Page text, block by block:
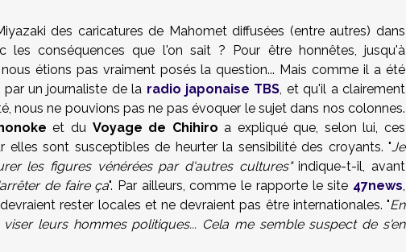
des caricatures de Mahomet diffusées (entre autres) dans
les conséquences que l'on sait ? Pour être honnêtes, jusqu'à
étions pas vraiment posés la question... Mais comme il a été
un journaliste de la radio japonaise TBS, et qu'il a clairement
nous ne pouvions pas ne pas évoquer le sujet dans nos colonnes.
et du Voyage de Chihiro a expliqué que, selon lui, ces
elles sont susceptibles de heurter la sensibilité des croyants. "Je
les figures vénérées par d'autres cultures"indique-t-il, avant
de faire ça". Par ailleurs, comme le rapporte le site 47news,
rester locales et ne devraient pas être internationales. "En
leurs hommes politiques... Cela me semble suspect de s'en